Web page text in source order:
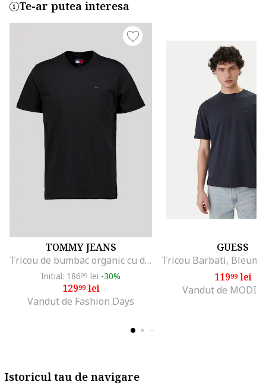
Te-ar putea interesa
TOMMY JEANS
Tricou de bumbac organic cu decolteu la baza gatului, Negru
Initial: 18699 lei -30%
12999lei
Vandut de Fashion Days
GUESS
11999lei
Vandut de
Istoricul tau de navigare